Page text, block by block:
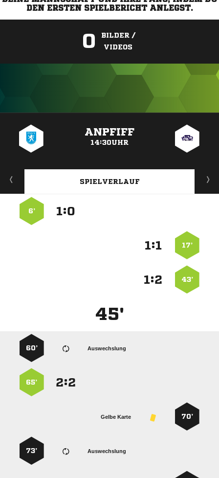
DEN ERSTEN SPIELBERICHT ANLEGST.
0
BILDER /
VIDEOS
ANPFIFF
14:30UHR
SPIELVERLAUF
:
6’
17’
:
43’
:
45'
Auswechslung
60’
:
65’
70’
Gelbe Karte
Auswechslung
73’